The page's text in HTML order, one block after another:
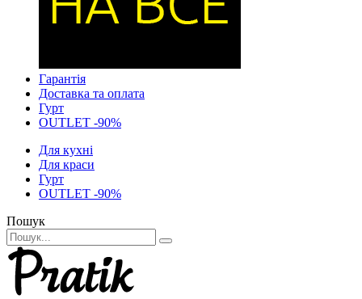
Гарантія
Доставка та оплата
Гурт
OUTLET -90%
Для кухні
Для краси
Гурт
OUTLET -90%
Пошук